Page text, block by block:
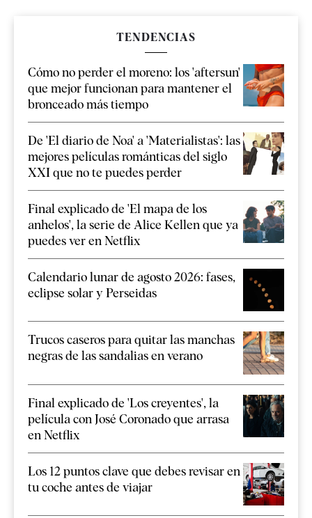
TENDENCIAS
Cómo no perder el moreno: los 'aftersun'
que mejor funcionan para mantener el
bronceado más tiempo
De 'El diario de Noa' a 'Materialistas': las
mejores películas románticas del siglo
XXI que no te puedes perder
Final explicado de 'El mapa de los
anhelos', la serie de Alice Kellen que ya
puedes ver en Netflix
Calendario lunar de agosto 2026: fases,
eclipse solar y Perseidas
Trucos caseros para quitar las manchas
negras de las sandalias en verano
Final explicado de 'Los creyentes', la
película con José Coronado que arrasa
en Netflix
Los 12 puntos clave que debes revisar en
tu coche antes de viajar